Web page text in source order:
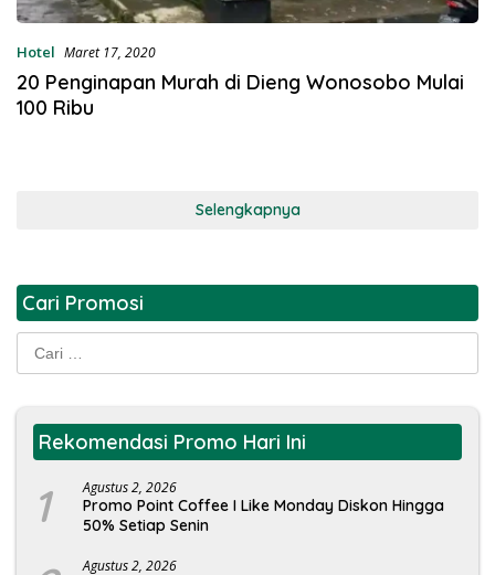
Hotel Maret 17, 2020
20 Penginapan Murah di Dieng Wonosobo Mulai
100 Ribu
Selengkapnya
Cari Promosi
Cari
untuk:
Rekomendasi Promo Hari Ini
1 Agustus 2, 2026
Promo Point Coffee I Like Monday Diskon Hingga
50% Setiap Senin
Agustus 2, 2026